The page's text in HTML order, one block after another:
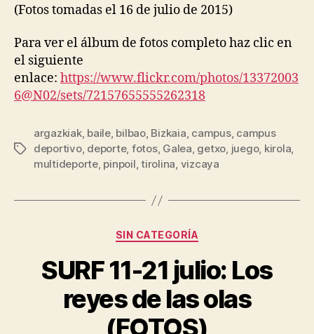
(Fotos tomadas el 16 de julio de 2015)
Para ver el álbum de fotos completo haz clic en
el siguiente
enlace: https://www.flickr.com/photos/13372003
6@N02/sets/72157655555262318
argazkiak, baile, bilbao, Bizkaia, campus, campus
deportivo, deporte, fotos, Galea, getxo, juego, kirola,
multideporte, pinpoil,tirolina, vizcaya
SIN CATEGORÍA
SURF 11-21 julio: Los
reyes de las olas
(FOTOS)